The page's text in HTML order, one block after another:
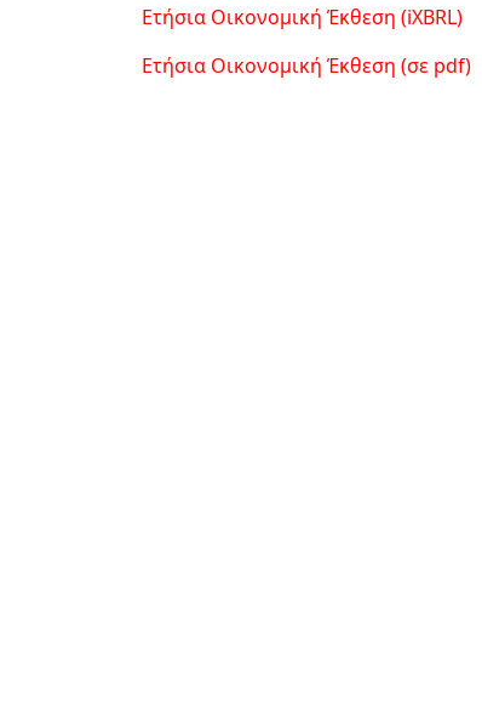
Ετήσια Οικονομική Έκθεση (iXBRL)
Ετήσια Οικονομική Έκθεση (σε pdf)